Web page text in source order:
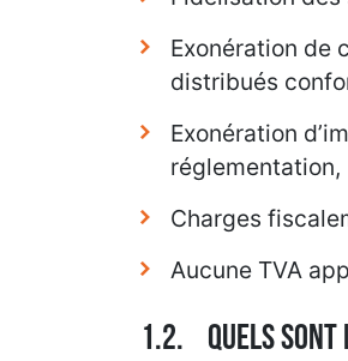
Exonération de
distribués
Exonération
réglementation,
Charges
Aucune TVA
1.2. QUELS SONT